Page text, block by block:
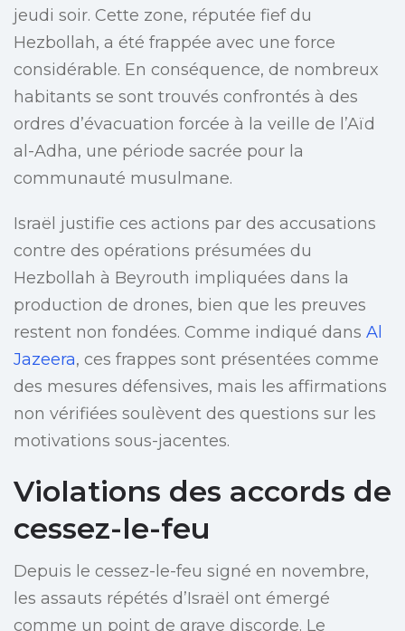
jeudi soir. Cette zone, réputée fief du
Hezbollah, a été frappée avec une force
considérable. En conséquence, de nombreux
habitants se sont trouvés confrontés à des
ordres d’évacuation forcée à la veille de l’Aïd
al-Adha, une période sacrée pour la
communauté musulmane.
Israël justifie ces actions par des accusations
contre des opérations présumées du
Hezbollah à Beyrouth impliquées dans la
production de drones, bien que les preuves
restent non fondées. Comme indiqué dans Al
Jazeera, ces frappes sont présentées comme
des mesures défensives, mais les affirmations
non vérifiées soulèvent des questions sur les
motivations sous-jacentes.
Violations des accords de
cessez-le-feu
Depuis le cessez-le-feu signé en novembre,
les assauts répétés d’Israël ont émergé
comme un point de grave discorde. Le